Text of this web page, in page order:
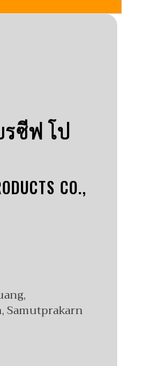
รซีฟ โป
CO.,
Samutprakarn